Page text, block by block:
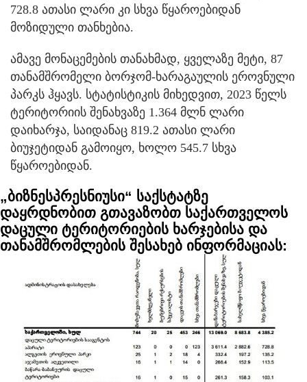
728.8 ათასი ლარი კი სხვა წყაროებიდან
მოზიდული თანხებია.
ამავე მონაცემების თანახმად, ყველაზე მეტი, 87
თანამშრომელი ბორჯომ-ხარაგაულის ეროვნული
პარკს ჰყავს. სტატისტიკის მიხედვით, 2023 წელს
ტერიტორიის შენახვაზე 1.364 მლნ ლარი
დაიხარჯა, საიდანაც 819.2 ათასი ლარი
ბიუჯეტიდან გამოიყო, ხოლო 545.7 სხვა
წყაროებიდან.
„ბიზნესპრესნიუსი“ საქსტატზე
დაყრდნობით გთავაზობთ საქართველოს
დაცული ტერიტორიების ხარჯებისა და
თანამშრომლების შესახებ ინფორმაციას: